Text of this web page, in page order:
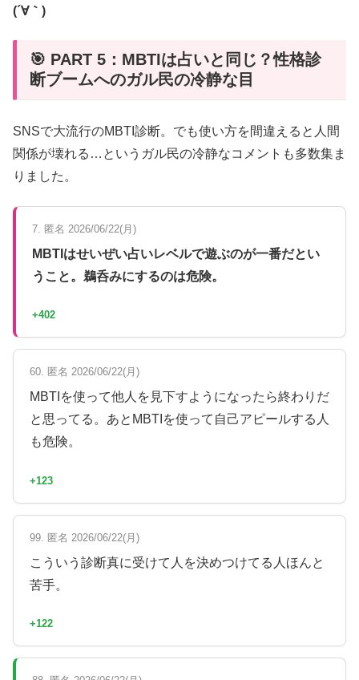
(´∀｀)
🎯 PART 5：MBTIは占いと同じ？性格診
断ブームへのガル民の冷静な目
SNSで大流行のMBTI診断。でも使い方を間違えると人間
関係が壊れる…というガル民の冷静なコメントも多数集ま
りました。
7. 匿名 2026/06/22(月)
MBTIはせいぜい占いレベルで遊ぶのが一番だとい
うこと。鵜呑みにするのは危険。
+402
60. 匿名 2026/06/22(月)
MBTIを使って他人を見下すようになったら終わりだ
と思ってる。あとMBTIを使って自己アピールする人
も危険。
+123
99. 匿名 2026/06/22(月)
こういう診断真に受けて人を決めつけてる人ほんと
苦手。
+122